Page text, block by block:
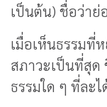
เป็นต้น) ชื่อว่าย่
เมื่อเห็นธรรมที่
สภาวะเป็นที่สุด
ธรรมใด ๆ ที่ละ